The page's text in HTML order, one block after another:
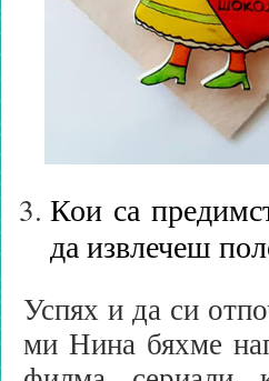
Кои са
да извлечеш
Успях и да си
ми Нина бяхме